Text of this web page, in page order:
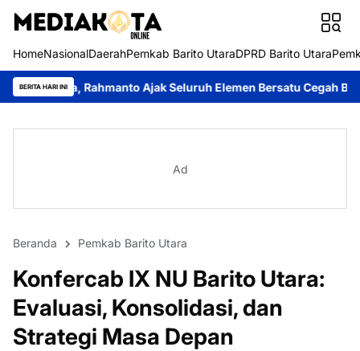
HomeNasionalDaerahPemkab Barito UtaraDPRD Barito Utara
BERITA HARI INI
Ajak Seluruh Elemen Bersatu Cegah Bencana Perkuat
Ad
Beranda Pemkab Barito Utara
Konfercab IX NU Barito Utara:
Evaluasi, Konsolidasi, dan
Strategi Masa Depan